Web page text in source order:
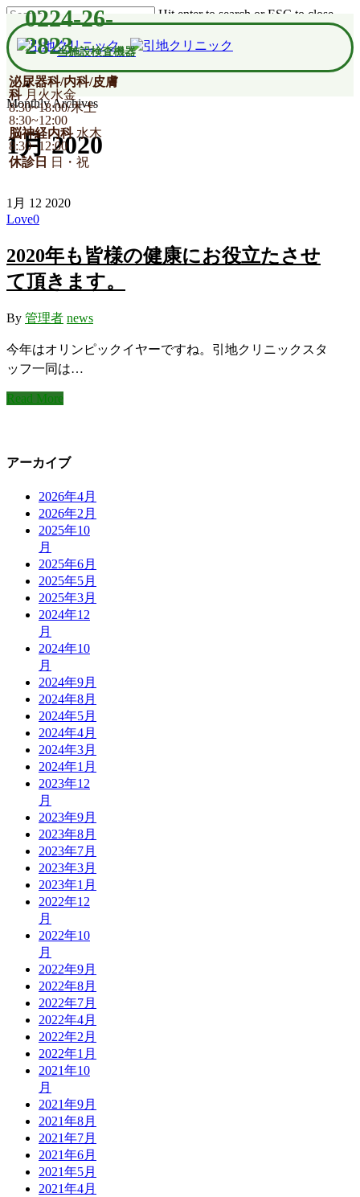
Hit enter to search or ESC to close
0224-26-
2823
泌尿器科/内科/皮膚
科月火水金
8:30~18:00/木土
8:30~12:00
脳神経内科水木
8:30~12:00
休診日
日・祝
当施設検査機器
Monthly Archives
1月 2020
1月 12 2020
Love0
2020年も皆様の健康にお役立たさせ
て頂きます。
By 管理者 news
今年はオリンピックイヤーですね。引地クリニックスタ
ッフ一同は…
Read More
アーカイブ
2026年4月
2026年2月
2025年10
月
2025年6月
2025年5月
2025年3月
2024年12
月
2024年10
月
2024年9月
2024年8月
2024年5月
2024年4月
2024年3月
2024年1月
2023年12
月
2023年9月
2023年8月
2023年7月
2023年3月
2023年1月
2022年12
月
2022年10
月
2022年9月
2022年8月
2022年7月
2022年4月
2022年2月
2022年1月
2021年10
月
2021年9月
2021年8月
2021年7月
2021年6月
2021年5月
2021年4月